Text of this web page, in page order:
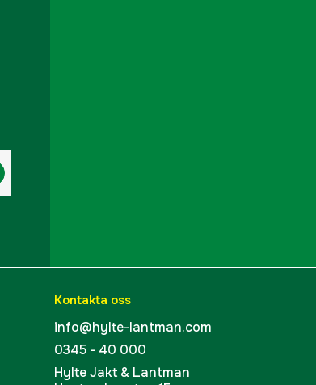
Kontakta oss
info@hylte-lantman.com
0345 - 40 000
Hylte Jakt & Lantman